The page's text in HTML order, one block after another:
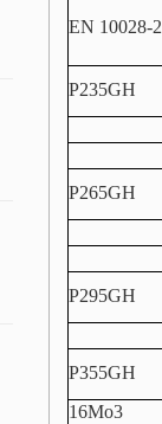
EN 10028-2
P235GH
P265GH
P295GH
P355GH
16Mo3